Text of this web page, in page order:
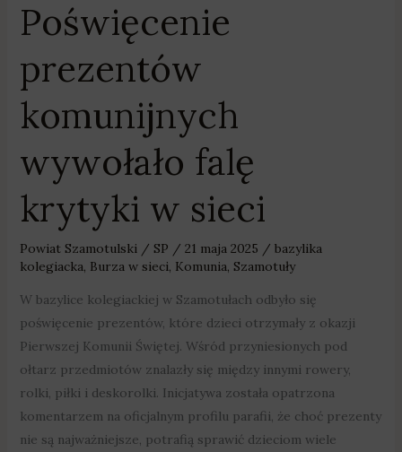
Poświęcenie
prezentów
komunijnych
wywołało falę
krytyki w sieci
Powiat Szamotulski / SP / 21 maja 2025 / bazylika
kolegiacka Burza w sieci Komunia Szamotuły
W bazylice kolegiackiej w Szamotułach odbyło się
poświęcenie prezentów, które dzieci otrzymały z okazji
Pierwszej Komunii Świętej. Wśród przyniesionych pod
ołtarz przedmiotów znalazły się między innymi rowery,
rolki, piłki i deskorolki. Inicjatywa została opatrzona
komentarzem na oficjalnym profilu parafii, że choć prezenty
nie są najważniejsze, potrafią sprawić dzieciom wiele